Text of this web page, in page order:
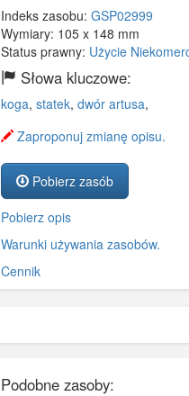
Indeks zasobu: GSP02999
Wymiary: 105 x 148 mm
Status prawny: Użycie
Słowa kluczowe:
koga, statek, dwór artusa,
Zaproponuj zmianę opisu.
Pobierz zasób
Pobierz opis
Warunki używania zasobów.
Cennik
Podobne zasoby: